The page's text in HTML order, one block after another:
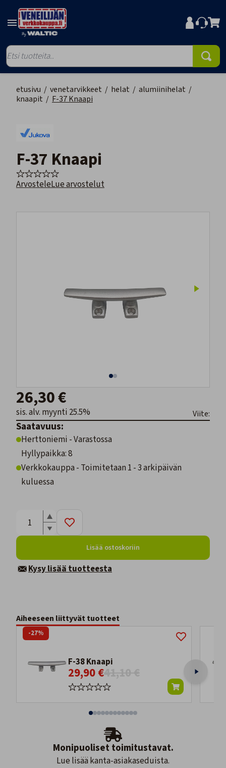
etusivu / venetarvikkeet / helat / alumiinihelat /
knaapit / F-37 Knaapi
F-37 Knaapi
ArvosteleLue arvostelut
26,30 €
sis. alv. myynti 25.5% Viite:
Saatavuus:
Herttoniemi - Varastossa
Hyllypaikka: 8
Verkkokauppa - Toimitetaan 1 - 3 arkipäivän
kuluessa
Lisää ostoskoriin
Kysy lisää tuotteesta
Aiheeseen liittyvät tuotteet
F-38 Knaapi
29,90 €41,10 €
-27%
Monipuoliset toimitustavat.
Lue lisää kanta-asiakaseduista.